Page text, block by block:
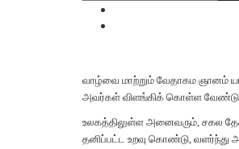
வாழ்வை மாற்றும் வேதாகம ஞானம்
அவர்கள் விளங்கிக் கொள்ள
உலகத்திலுள்ள அனைவரும், சகல
தனிப்பட்ட உறவு கொண்டு,